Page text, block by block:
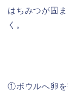
はちみつが固
く。
①ボウルへ卵を